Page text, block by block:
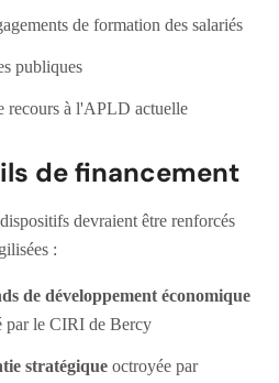
de formation des salariés
publiques
recours à l'APLD actuelle
de financement
devraient être renforcés
:
de développement économique
par le CIRI de Bercy
stratégique octroyée par